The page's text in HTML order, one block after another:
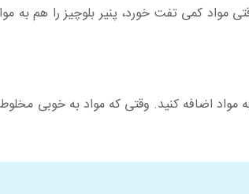
کمی تفت خورد، پنیر بلوچیز را هم به
را به مواد اضافه کنید. وقتی که مواد به خوبی